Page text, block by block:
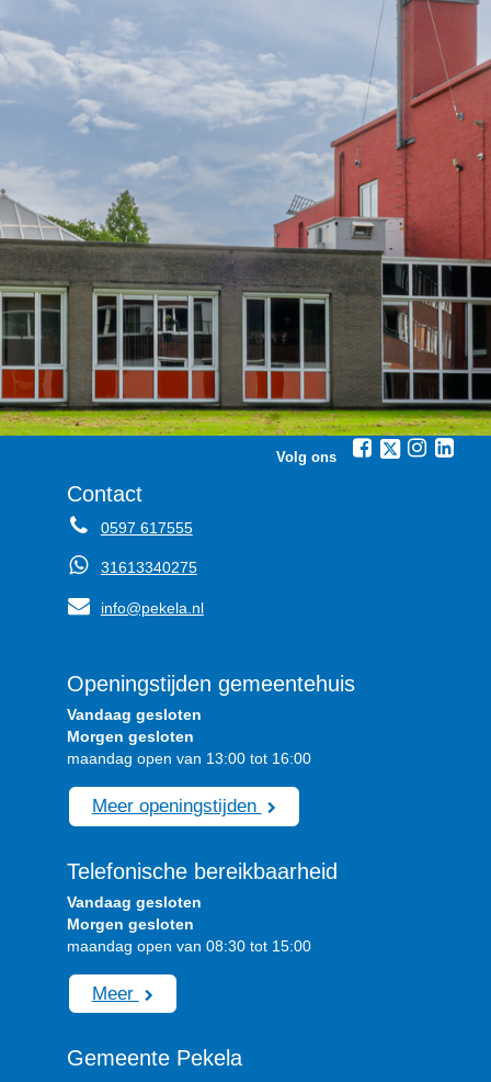
Volg ons
Contact
0597 617555
31613340275
info@pekela.nl
Openingstijden gemeentehuis
Vandaag gesloten
Morgen gesloten
maandag open van 13:00 tot 16:00
Meer openingstijden
Telefonische bereikbaarheid
Vandaag gesloten
Morgen gesloten
maandag open van 08:30 tot 15:00
Meer
Gemeente Pekela